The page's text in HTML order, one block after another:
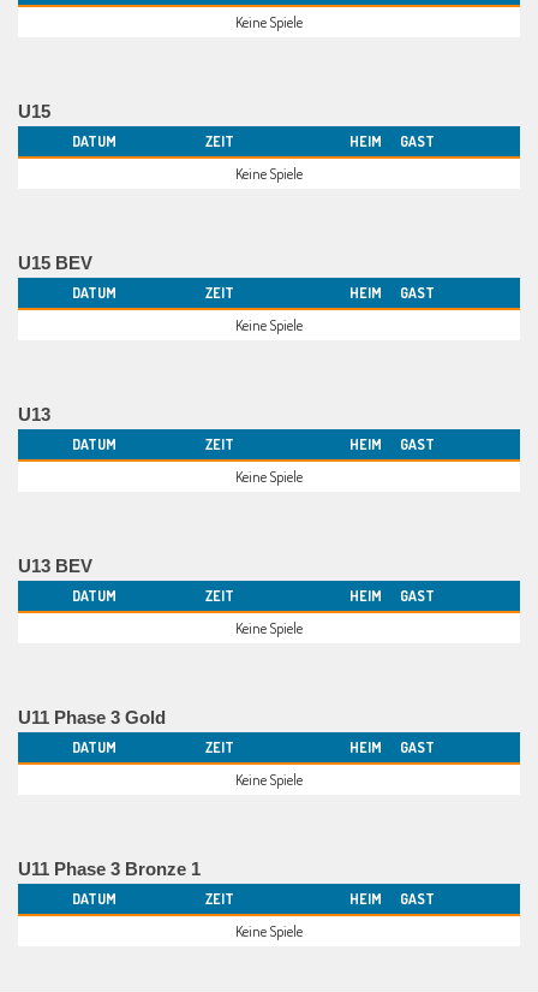
Keine Spiele
U15
DATUM ZEIT HEIM
GAST
Keine Spiele
U15 BEV
DATUM ZEIT HEIM
GAST
Keine Spiele
U13
DATUM ZEIT HEIM
GAST
Keine Spiele
U13 BEV
DATUM ZEIT HEIM
GAST
Keine Spiele
U11 Phase 3 Gold
DATUM ZEIT HEIM
GAST
Keine Spiele
U11 Phase 3 Bronze 1
DATUM ZEIT HEIM
GAST
Keine Spiele